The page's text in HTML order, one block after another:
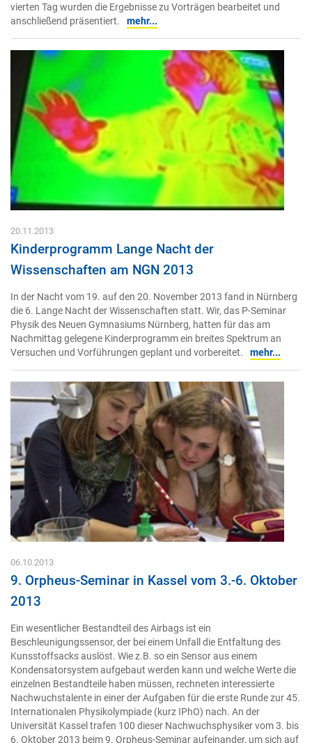
vierten Tag wurden die Ergebnisse zu Vorträgen bearbeitet und
anschließend präsentiert.
mehr...
20.11.2013
Kinderprogramm Lange Nacht der
Wissenschaften am NGN 2013
In der Nacht vom 19. auf den 20. November 2013 fand in Nürnberg
die 6. Lange Nacht der Wissenschaften statt. Wir, das P-Seminar
Physik des Neuen Gymnasiums Nürnberg, hatten für das am
Nachmittag gelegene Kinderprogramm ein breites Spektrum an
Versuchen und Vorführungen geplant und vorbereitet.
mehr...
06.10.2013
9. Orpheus-Seminar in Kassel vom 3.-6. Oktober
2013
Ein wesentlicher Bestandteil des Airbags ist ein
Beschleunigungssensor, der bei einem Unfall die Entfaltung des
Kunsstoffsacks auslöst. Wie z.B. so ein Sensor aus einem
Kondensatorsystem aufgebaut werden kann und welche Werte die
einzelnen Bestandteile haben müssen, rechneten interessierte
Nachwuchstalente in einer der Aufgaben für die erste Runde zur 45.
Internationalen Physikolympiade (kurz IPhO) nach. An der
Universität Kassel trafen 100 dieser Nachwuchsphysiker vom 3. bis
6. Oktober 2013 beim 9. Orpheus-Seminar aufeinander, um sich auf